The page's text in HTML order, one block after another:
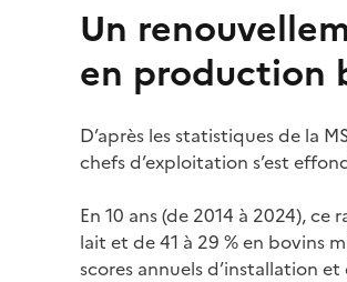
Un
en production
D’après les statistiques de la
chefs d’exploitation s’est
En 10 ans (de 2014 à 2024),
lait et de 41 à 29 % en bovins
scores annuels d’installation